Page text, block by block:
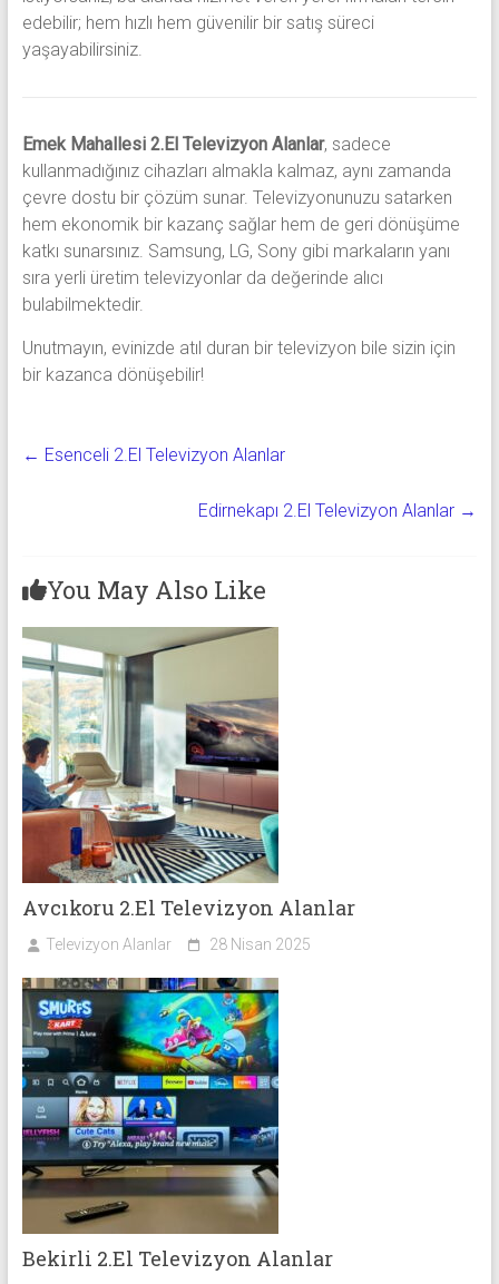
edebilir; hem hızlı hem güvenilir bir satış süreci
yaşayabilirsiniz.
Emek Mahallesi 2.El Televizyon Alanlar, sadece
kullanmadığınız cihazları almakla kalmaz, aynı zamanda
çevre dostu bir çözüm sunar. Televizyonunuzu satarken
hem ekonomik bir kazanç sağlar hem de geri dönüşüme
katkı sunarsınız. Samsung, LG, Sony gibi markaların yanı
sıra yerli üretim televizyonlar da değerinde alıcı
bulabilmektedir.
Unutmayın, evinizde atıl duran bir televizyon bile sizin için
bir kazanca dönüşebilir!
← Esenceli 2.El Televizyon Alanlar
Edirnekapı 2.El Televizyon Alanlar →
You May Also Like
Avcıkoru 2.El Televizyon Alanlar
Televizyon Alanlar 28 Nisan 2025
Bekirli 2.El Televizyon Alanlar